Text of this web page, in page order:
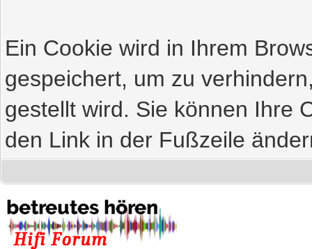
Ein Cookie wird in Ihrem
gespeichert, um zu
gestellt wird. Sie können Ihre
den Link in der Fußzeile